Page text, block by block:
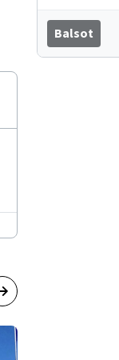
Balsot